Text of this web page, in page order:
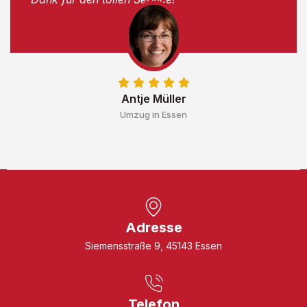
Antje Müller
Umzug in Essen
Adresse
Siemensstraße 9, 45143 Essen